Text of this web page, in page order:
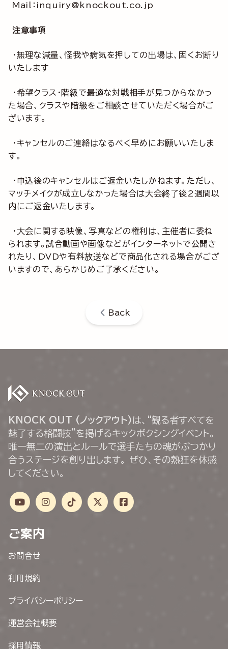
Mail：inquiry@knockout.co.jp
注意事項
・無理な減量、怪我や病気を押しての出場は、固くお断り
いたします
・希望クラス・階級で最適な対戦相手が見つからなかっ
た場合、クラスや階級をご相談させていただく場合がご
ざいます。
・キャンセルのご連絡はなるべく早めにお願いいたしま
す。
・申込後のキャンセルはご返金いたしかねます。ただし、
マッチメイクが成立しなかった場合は大会終了後2週間以
内にご返金いたします。
・大会に関する映像、写真などの権利は、主催者に委ね
られます。試合動画や画像などがインターネットで公開さ
れたり、DVDや有料放送などで商品化される場合がござ
いますので、あらかじめご了承ください。
Back
KNOCK OUT (ノックアウト) は、“観る者すべてを
魅了する格闘技”を掲げるキックボクシングイベント。
唯一無二の演出とルールで選手たちの魂がぶつかり
合うステージを創り出します。 ぜひ、その熱狂を体感
してください。
ご案内
お問合せ
利用規約
プライバシーポリシー
運営会社概要
採用情報